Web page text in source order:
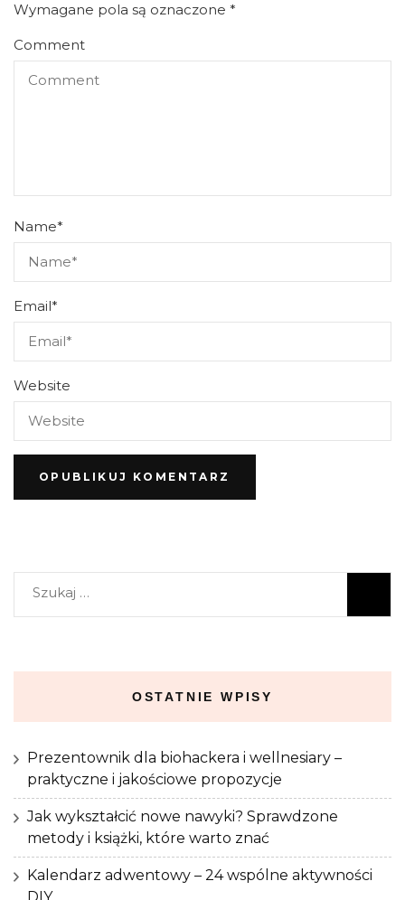
Wymagane pola są oznaczone *
Comment
Name*
Email*
Website
Szukaj:
OSTATNIE WPISY
Prezentownik dla biohackera i wellnesiary –
praktyczne i jakościowe propozycje
Jak wykształcić nowe nawyki? Sprawdzone
metody i książki, które warto znać
Kalendarz adwentowy – 24 wspólne aktywności